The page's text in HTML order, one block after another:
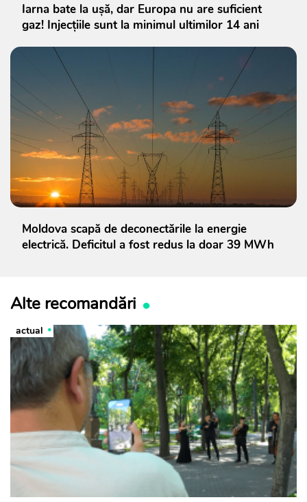
Iarna bate la ușă, dar Europa nu are suficient
gaz! Injecțiile sunt la minimul ultimilor 14 ani
Moldova scapă de deconectările la energie
electrică. Deficitul a fost redus la doar 39 MWh
Alte recomandări
actual